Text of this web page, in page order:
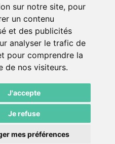
sur notre site, pour
un contenu
et des publicités
analyser le trafic de
pour comprendre la
de nos visiteurs.
J'accepte
Je refuse
mes préférences